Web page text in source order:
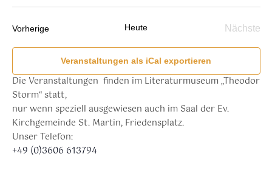
VorherigeVeranstaltungen Heute
Nächste
Veranstaltungen als iCal exportieren
Die Veranstaltungen finden im Literaturmuseum „Theodor
Storm“ statt,
nur wenn speziell ausgewiesen auch im Saal der Ev.
Kirchgemeinde St. Martin, Friedensplatz.
Unser Telefon:
+49 (0)3606 613794